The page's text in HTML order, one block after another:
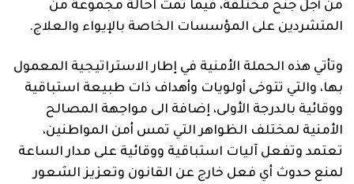
من أجل جنح مختلفة، فيما تمت احالة مجموعة من
المتشردين على المؤسسات الخاصة بالإيواء والعلاج.
وتأتي هذه الحملة الأمنية في إطار الاستراتيجية المعمول
بها، والتي تتوخى أولويات وأهداف ذات طبيعة استباقية
ووقائية بالدرجة الأولى، إضافة الى مواجهة المصالح
الأمنية لمختلف الظواهر التي تمس أمن المواطنين،
تعتمد وتفعل آليات استباقية ووقائية على مدار الساعة
لمنع حدوث أي فعل خارج عن القانون وتعزيز الشعور